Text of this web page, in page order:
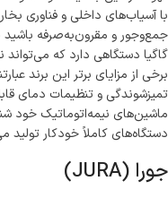
با آسیاب‌های داخلی و فناوری
جمع‌وجور و مقرون‌به‌صرفه باشید
گاگیا دستگاهی دارد که می‌تواند
برخی از مزایای برتر این برند
تمیزشوندگی و تنظیمات دمای
ماشین‌های نیمه‌اتوماتیک خود
دستگاه‌های کاملاً خودکار تولید
جورا (JURA)